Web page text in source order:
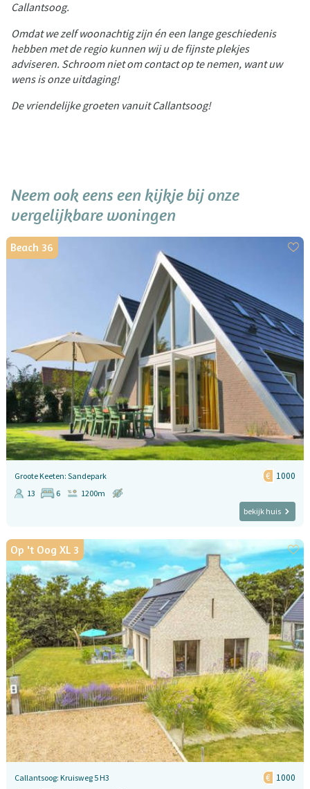
Callantsoog.
Omdat we zelf woonachtig zijn én een lange geschiedenis
hebben met de regio kunnen wij u de fijnste plekjes
adviseren. Schroom niet om contact op te nemen, want uw
wens is onze uitdaging!
De vriendelijke groeten vanuit Callantsoog!
Neem ook eens een kijkje bij onze
vergelijkbare woningen
Beach 36
Groote Keeten: Sandepark 1000
13 6
1200m
bekijk huis
Op 't Oog XL 3
Callantsoog: Kruisweg 5 H3 1000